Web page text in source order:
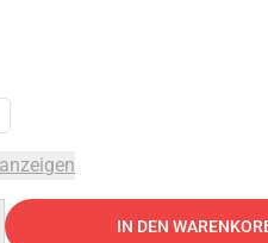
IN DEN